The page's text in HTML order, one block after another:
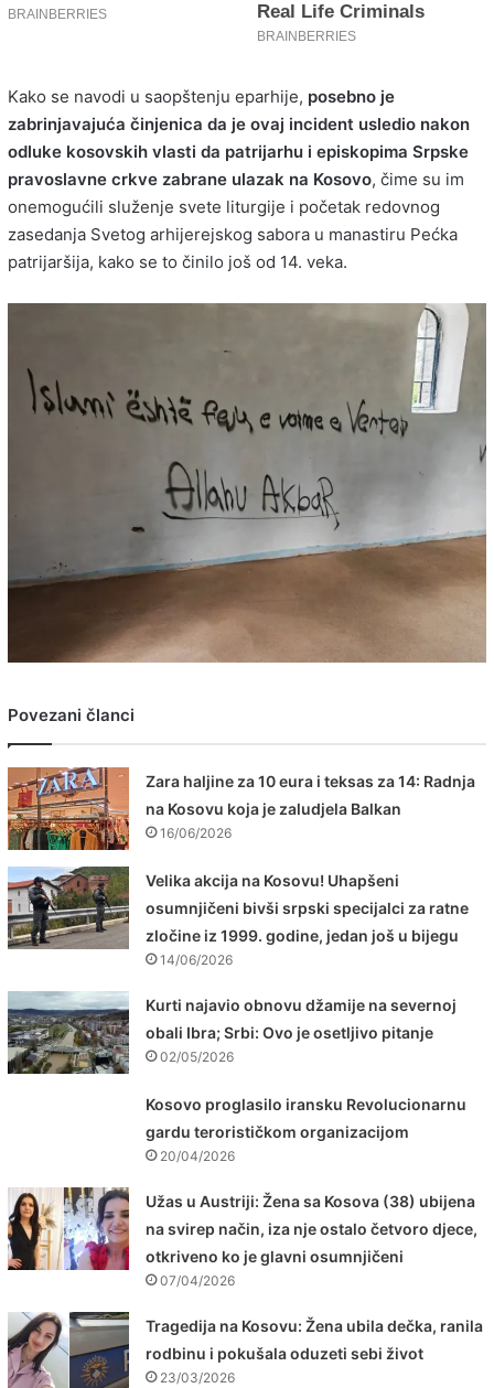
Kako se navodi u saopštenju eparhije, posebno je
zabrinjavajuća činjenica da je ovaj incident usledio nakon
odluke kosovskih vlasti da patrijarhu i episkopima Srpske
pravoslavne crkve zabrane ulazak na Kosovo, čime su im
onemogućili služenje svete liturgije i početak redovnog
zasedanja Svetog arhijerejskog sabora u manastiru Pećka
patrijaršija, kako se to činilo još od 14. veka.
Povezani članci
Zara haljine za 10 eura i teksas za 14: Radnja
na Kosovu koja je zaludjela Balkan
16/06/2026
Velika akcija na Kosovu! Uhapšeni
osumnjičeni bivši srpski specijalci za ratne
zločine iz 1999. godine, jedan još u bijegu
14/06/2026
Kurti najavio obnovu džamije na severnoj
obali Ibra; Srbi: Ovo je osetljivo pitanje
02/05/2026
Kosovo proglasilo iransku Revolucionarnu
gardu terorističkom organizacijom
20/04/2026
Užas u Austriji: Žena sa Kosova (38) ubijena
na svirep način, iza nje ostalo četvoro djece,
otkriveno ko je glavni osumnjičeni
07/04/2026
Tragedija na Kosovu: Žena ubila dečka, ranila
rodbinu i pokušala oduzeti sebi život
23/03/2026